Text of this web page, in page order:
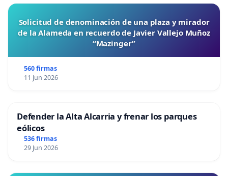
Solicitud de denominación de una plaza y mirador
de la Alameda en recuerdo de Javier Vallejo Muñoz
“Mazinger”
560 firmas
11 Jun 2026
Defender la Alta Alcarria y frenar los parques
eólicos
536 firmas
29 Jun 2026